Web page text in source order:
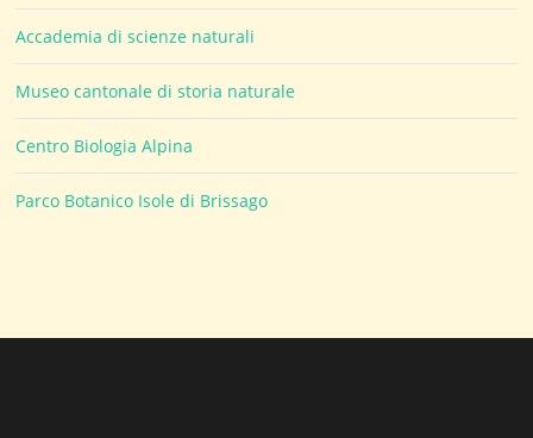
Accademia di scienze naturali
Museo cantonale di storia naturale
Centro Biologia Alpina
Parco Botanico Isole di Brissago